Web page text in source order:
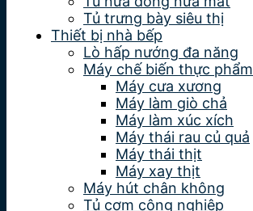
Tủ trưng bày siêu thị
Thiết bị nhà bếp
Lò hấp nướng đa năng
Máy chế biến thực phẩm
Máy cưa xương
Máy làm giò chả
Máy làm xúc xích
Máy thái rau củ quả
Máy thái thịt
Máy xay thịt
Máy hút chân không
Tủ cơm công nghiệp